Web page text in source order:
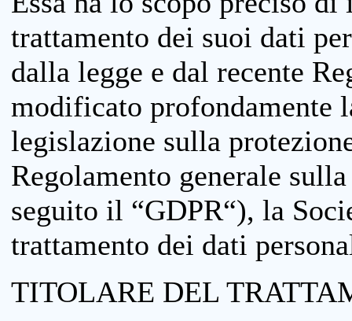
trattamento dei suoi dati
dalla legge e dal recente
modificato profondamente
legislazione sulla
Regolamento generale
seguito il “GDPR“), la
trattamento dei dati
TITOLARE DEL